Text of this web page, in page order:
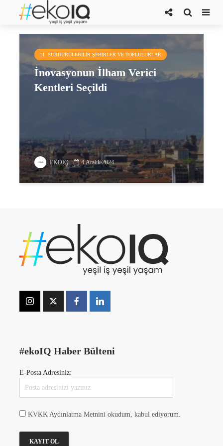
Braga
11. SÜRDÜRÜLEBILIR ŞEHIRLER VE TOPLULUKLAR
İnovasyonun İlham Verici
Kentleri Seçildi
EKOIQ 4 Aralık 2024
#ekoIQ Haber Bülteni
E-Posta Adresiniz:
KVKK Aydınlatma Metnini okudum, kabul ediyorum.